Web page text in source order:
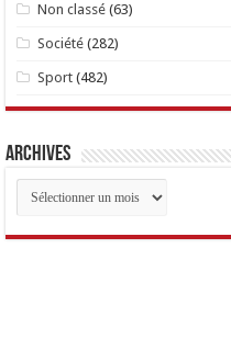
Non classé (63)
Société (282)
Sport (482)
Archives
Archives